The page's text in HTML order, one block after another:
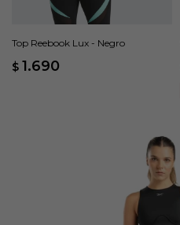
Top Reebook Lux - Negro
$ 1.690